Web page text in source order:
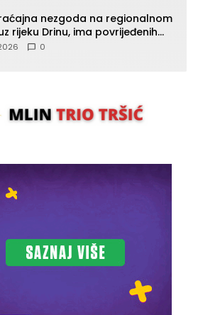
nezgoda na regionalnom
rijeku Drinu, ima povrijeđenih
0